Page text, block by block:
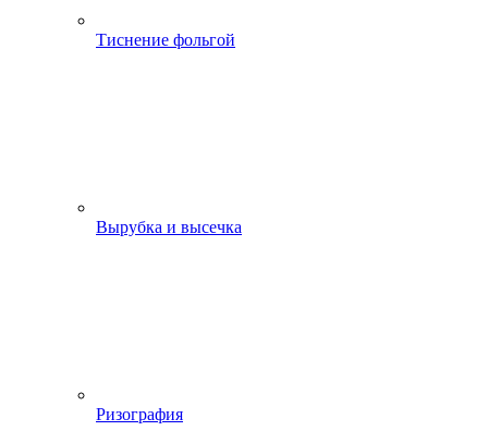
Тиснение фольгой
Вырубка и высечка
Ризография